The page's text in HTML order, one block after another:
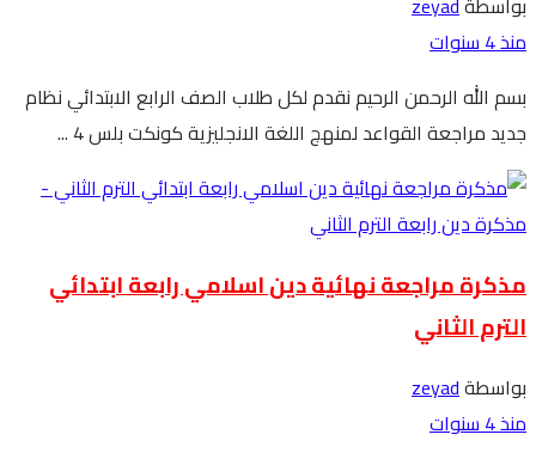
منذ 4 سنوات
بسم الله الرحمن الرحيم نقدم لكل طلاب الصف الرابع الابتدائي نظام
جديد مراجعة القواعد لمنهج اللغة الانجليزية كونكت بلس 4 ...
مذكرة مراجعة نهائية دين اسلامي رابعة ابتدائي
الترم الثاني
بواسطةzeyad
منذ 4 سنوات